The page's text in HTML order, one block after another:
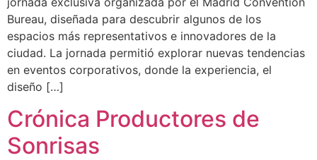
Bureau, diseñada para descubrir algunos de los
espacios más representativos e innovadores de la
ciudad. La jornada permitió explorar nuevas tendencias
en eventos corporativos, donde la experiencia, el
diseño […]
Crónica Productores de
Sonrisas